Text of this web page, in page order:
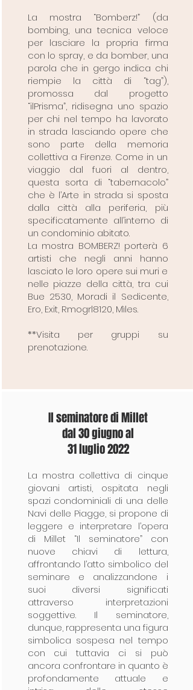
La mostra “Bomberz!” (da
bombing, una tecnica veloce
per lasciare la propria firma
con lo spray, e da bomber, una
parola che in gergo indica chi
riempie la città di “tag”),
promossa dal progetto
“ilPrisma”, ridisegna uno spazio
per chi nel tempo ha lavorato
in strada lasciando opere che
sono parte della memoria
collettiva a Firenze. Come in un
viaggio dal fuori al dentro,
questa sorta di “tabernacolo”
che è l’Arte in strada si sposta
dalla città alla periferia, più
specificatamente all’interno di
un condominio abitato.
La mostra BOMBERZ! porterà 6
artisti che negli anni hanno
lasciato le loro opere sui muri e
nelle piazze della città, tra cui
Bue 2530, Moradi il Sedicente,
Ero, Exit, Rmogrl8120, Mìles.​
**Visita per gruppi su
prenotazione.
Il seminatore di Millet
dal 30 giugno al
31 luglio 2022
La mostra collettiva di cinque
giovani artisti, ospitata negli
spazi condominiali di una delle
Navi delle Piagge, si propone di
leggere e interpretare l’opera
di Millet “Il seminatore” con
nuove chiavi di lettura,
affrontando l’atto simbolico del
seminare e analizzandone i
suoi diversi significati
attraverso interpretazioni
soggettive. Il seminatore,
dunque, rappresenta una figura
simbolica sospesa nel tempo
con cui tuttavia ci si può
ancora confrontare in quanto è
profondamente attuale e